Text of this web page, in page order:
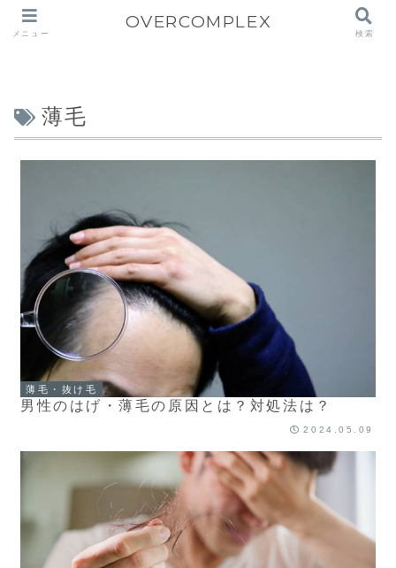
薄毛
薄毛・抜け毛
男性のはげ・薄毛の原因とは？対処法は？
2024.05.09
メニュー
OVERCOMPLEX
検索